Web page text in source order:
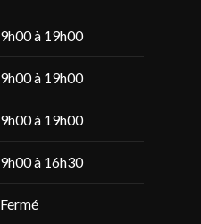
9h00 à 19h00
9h00 à 19h00
9h00 à 19h00
9h00 à 16h30
Fermé